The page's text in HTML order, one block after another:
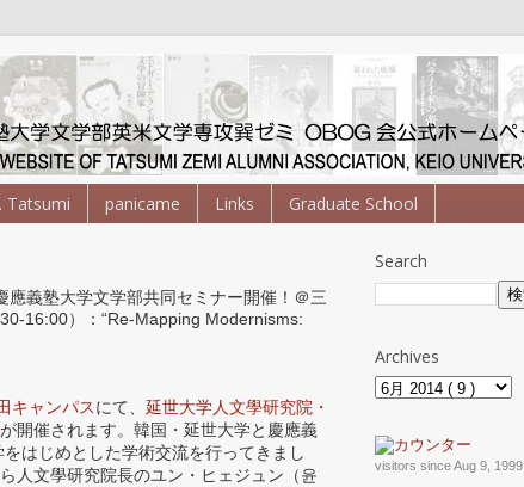
Tatsumi panicame Links Graduate School
義塾大学文学部共同セミナー開催！＠三
16:00）：“Re-Mapping Modernisms:
キャンパスにて、 延世大学人文學研究院・
が開催されます。韓国・延世大学と慶應義
はじめとした学術交流を行ってきまし
人文學研究院長のユン・ヒェジュン（윤
Search
Archives
visitors since Aug 9, 1999